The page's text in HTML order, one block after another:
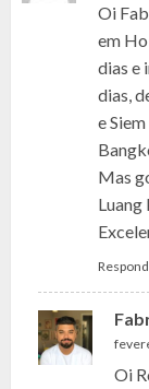
Oi
em
dias e
dias,
e
Mas
Luang
Oi